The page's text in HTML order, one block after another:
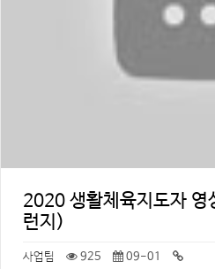
2020 생활체육지도자 영
런지)
사업팀 925 09-01